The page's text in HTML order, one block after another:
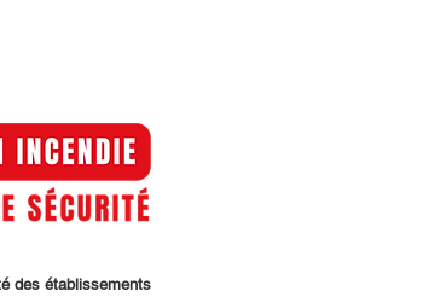
des établissements